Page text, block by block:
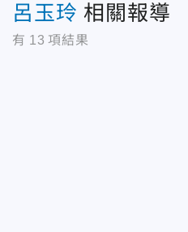
呂玉玲 相關報導
有 13 項結果